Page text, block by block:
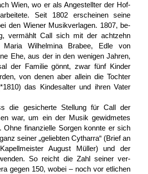
Wien, wo er als An­gestellter der Hof­
Seit 1802 er­scheinen seine
den Wiener Musik­verlagen. 1807, be­
vermählt Call sich mit der acht­zehn
Maria Wilhelmina Brabee, Edle von
Ehe, aus der in den wenigen Jahren,
der Familie gönnt, zwar fünf Kinder
von denen aber allein die Tochter
das Kindesalter und ihren Vater
die gesicherte Stellung für Call der
war, um ein der Musik gewidmetes
Ohne finanzielle Sorgen konnte er sich
seiner „geliebten Cytharra“ (Brief an
August Müller) und der
So reicht die Zahl seiner ver­
gegen 150, wobei – noch vor etlichen